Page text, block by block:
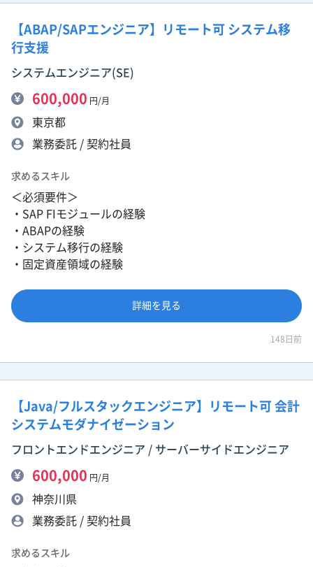
【ABAP/SAPエンジニア】リモート可 システム移
行支援
システムエンジニア(SE)
600,000 円/月
東京都
業務委託 / 契約社員
求めるスキル
＜必須要件＞
・SAP FIモジュールの経験
・ABAPの経験
・システム移行の経験
・固定資産領域の経験
詳細を見る
148日前
【Java/フルスタックエンジニア】リモート可 会計
システムモダナイゼーション
フロントエンドエンジニア / サーバーサイドエンジニア
600,000 円/月
神奈川県
業務委託 / 契約社員
求めるスキル